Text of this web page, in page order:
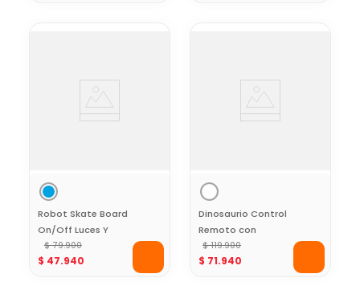
Robot Skate Board
On/Off Luces Y
Sonido Toy Logic
$ 79.900
$ 47.940
Dinosaurio Control
Remoto con
Lanzadores Toy
Logic
$ 119.900
$ 71.940